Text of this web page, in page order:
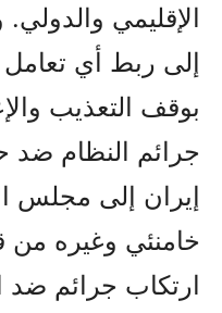
الإقليمي
إلى ربط أي تعامل
بوقف التعذيب
جرائم النظام ضد
إيران إلى مجلس
خامنئي وغيره من
ارتكاب جرائم ضد